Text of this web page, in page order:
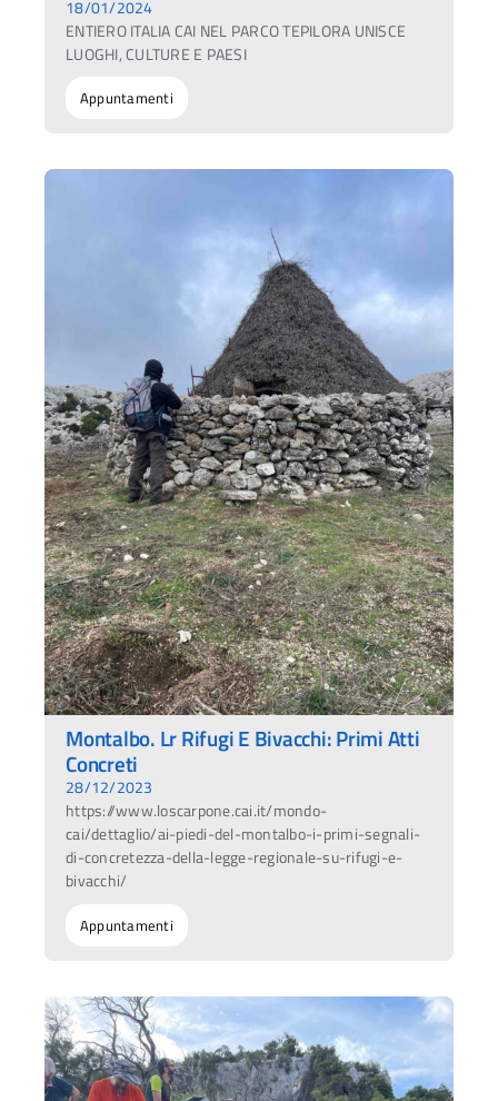
18/01/2024
ENTIERO ITALIA CAI NEL PARCO TEPILORA UNISCE
LUOGHI, CULTURE E PAESI
Appuntamenti
Montalbo. Lr Rifugi E Bivacchi: Primi Atti
Concreti
28/12/2023
https://www.loscarpone.cai.it/mondo-
cai/dettaglio/ai-piedi-del-montalbo-i-primi-segnali-
di-concretezza-della-legge-regionale-su-rifugi-e-
bivacchi/
Appuntamenti